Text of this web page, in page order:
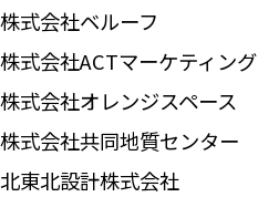
株式会社ベルーフ
株式会社ACTマーケティング
株式会社オレンジスペース
株式会社共同地質センター
北東北設計株式会社